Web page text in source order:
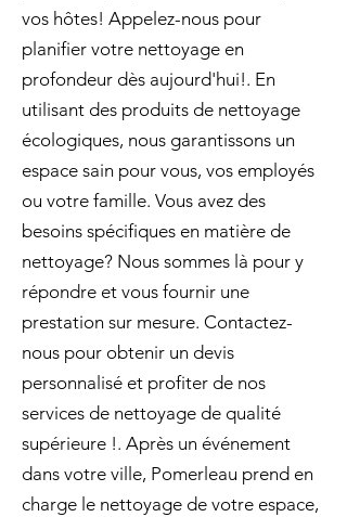
vos hôtes! Appelez-nous pour
planifier votre nettoyage en
profondeur dès aujourd'hui!. En
utilisant des produits de nettoyage
écologiques, nous garantissons un
espace sain pour vous, vos employés
ou votre famille. Vous avez des
besoins spécifiques en matière de
nettoyage? Nous sommes là pour y
répondre et vous fournir une
prestation sur mesure. Contactez-
nous pour obtenir un devis
personnalisé et profiter de nos
services de nettoyage de qualité
supérieure !. Après un événement
dans votre ville, Pomerleau prend en
charge le nettoyage de votre espace,